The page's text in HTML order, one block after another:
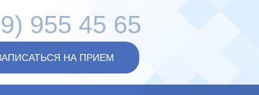
955 45 65
НА ПРИЕМ